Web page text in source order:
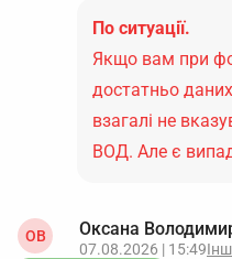
По ситуації.
Якщо вам при
достатньо
взагалі не
ВОД. Але є
ОВ Оксана
07.08.2026 | 15:49